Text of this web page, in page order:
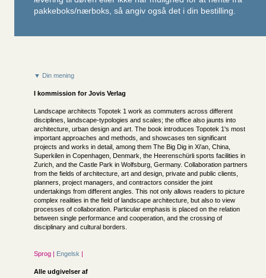
pakkeboks/nærboks, så angiv også det i din bestilling.
▼ Din mening
I kommission forJovis Verlag
Landscape architects Topotek 1 work as commuters across different
disciplines, landscape-typologies and scales; the office also jaunts into
architecture, urban design and art. The book introduces Topotek 1's most
important approaches and methods, and showcases ten significant
projects and works in detail, among them The Big Dig in Xi'an, China,
Superkilen in Copenhagen, Denmark, the Heerenschürli sports facilities in
Zurich, and the Castle Park in Wolfsburg, Germany. Collaboration partners
from the fields of architecture, art and design, private and public clients,
planners, project managers, and contractors consider the joint
undertakings from different angles. This not only allows readers to picture
complex realities in the field of landscape architecture, but also to view
processes of collaboration. Particular emphasis is placed on the relation
between single performance and cooperation, and the crossing of
disciplinary and cultural borders.
Sprog | Engelsk |
Alle udgivelser af